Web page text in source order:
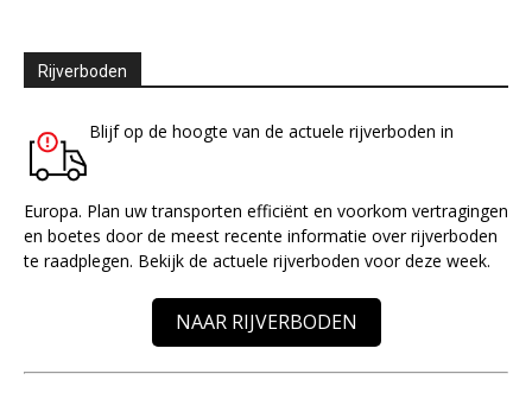
Rijverboden
Blijf op de hoogte van de actuele rijverboden in
Europa. Plan uw transporten efficiënt en voorkom vertragingen
en boetes door de meest recente informatie over rijverboden
te raadplegen. Bekijk de actuele rijverboden voor deze week.
NAAR RIJVERBODEN